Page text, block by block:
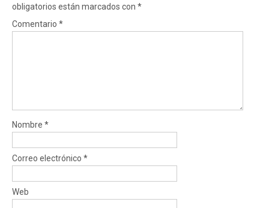
obligatorios están marcados con *
Comentario *
Nombre *
Correo electrónico *
Web